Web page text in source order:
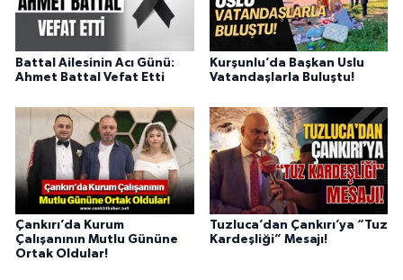
Battal Ailesinin Acı Günü:
Ahmet Battal Vefat Etti
Kurşunlu’da Başkan Uslu
Vatandaşlarla Buluştu!
Çankırı’da Kurum
Çalışanının Mutlu Gününe
Ortak Oldular!
Tuzluca’dan Çankırı’ya “Tuz
Kardeşliği” Mesajı!